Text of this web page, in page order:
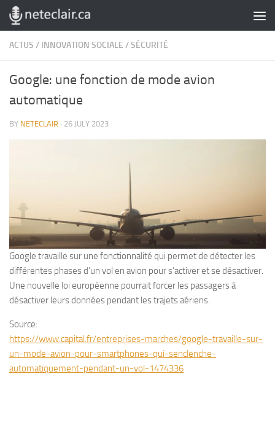
Skip to content
ACTUS / INNOVATION SOCIALE /SÉCURITÉ
Google: une fonction de mode avion
automatique
BY NETECLAIR · 26 JULY 2023
Google travaille sur une fonctionnalité qui permet de détecter les
différentes phases d’un vol en avion pour s’activer et se désactiver.
Une nouvelle loi européenne pourrait forcer les passagers à
désactiver leurs données pendant les trajets aériens.
Source:
https://www.capital.fr/entreprises-marches/google-travaille-sur-
un-mode-avion-pour-smartphones-qui-senclenche-
automatiquement-pendant-un-vol-1474336